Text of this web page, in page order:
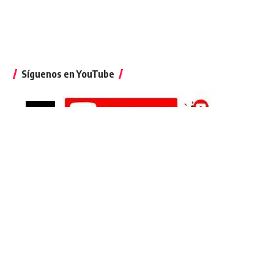
Síguenos en YouTube